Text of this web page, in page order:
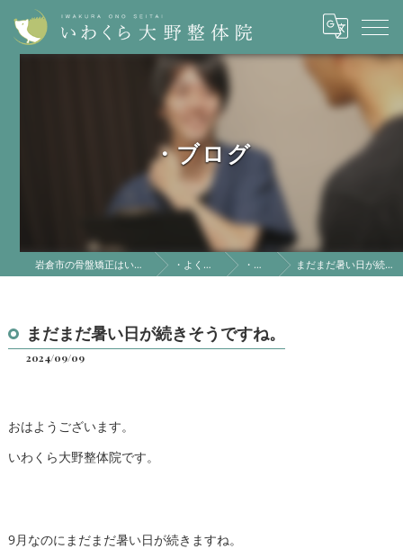
・ブログ
岩倉市の骨盤矯正はいわくら大野整体院 ・よくある質問 ・ブログ まだまだ暑い日が続きそうですね。
まだまだ暑い日が続きそうですね。
2024/09/09
おはようございます。
いわくら大野整体院です。
9月なのにまだまだ暑い日が続きますね。